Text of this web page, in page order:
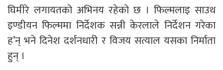
घिमीरे लगायतको अभिनय रहेको छ । फिल्मलाइ साउथ
इण्डीयन फिल्ममा निर्देशक सन्नी केरलाले निर्देशन गरेका
ह’न् भने दिनेश दर्शनधारी र विजय सत्याल यसका निर्माता
हुन् ।